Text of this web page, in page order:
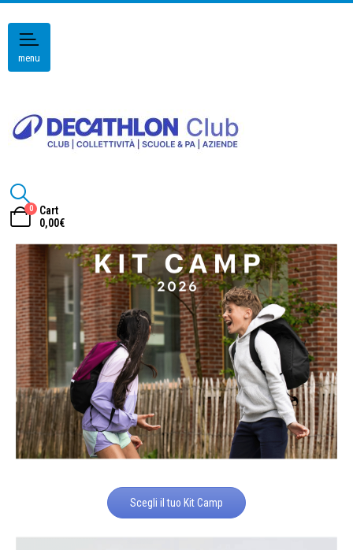
menu
0
Cart
0,00€
Scegli il tuo Kit Camp